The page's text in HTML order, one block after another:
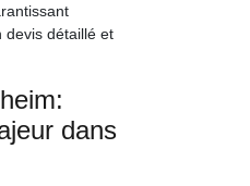
devis détaillé et
dans